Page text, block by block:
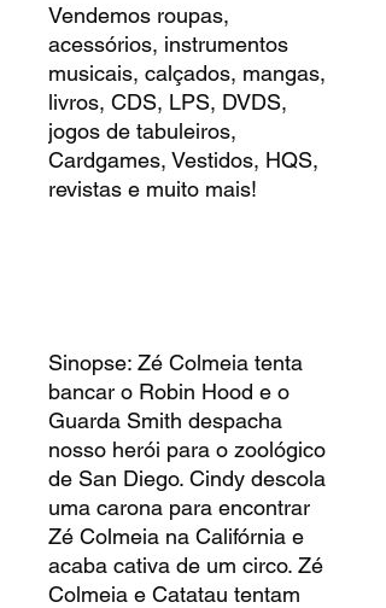
Vendemos roupas,
acessórios, instrumentos
musicais, calçados, mangas,
livros, CDS, LPS, DVDS,
jogos de tabuleiros,
Cardgames, Vestidos, HQS,
revistas e muito mais!
Sinopse: Zé Colmeia tenta
bancar o Robin Hood e o
Guarda Smith despacha
nosso herói para o zoológico
de San Diego. Cindy descola
uma carona para encontrar
Zé Colmeia na Califórnia e
acaba cativa de um circo. Zé
Colmeia e Catatau tentam